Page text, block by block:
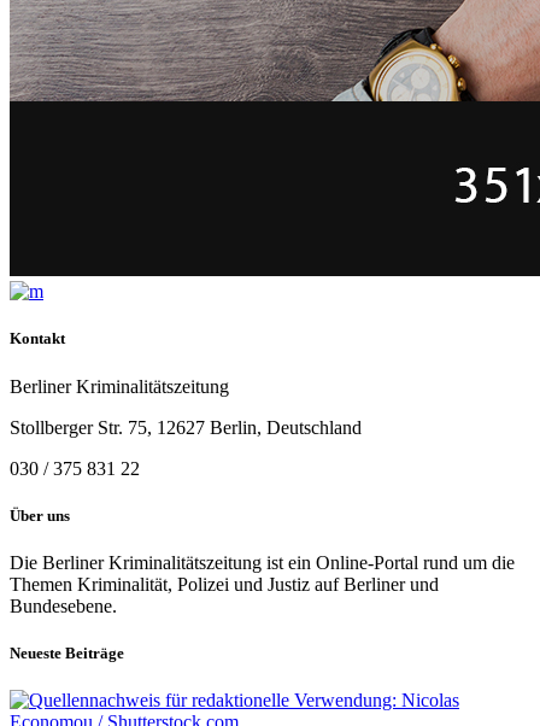
Kontakt
Berliner Kriminalitätszeitung
Stollberger Str. 75, 12627 Berlin, Deutschland
030 / 375 831 22
Über uns
Die Berliner Kriminalitätszeitung ist ein Online-Portal rund um die
Themen Kriminalität, Polizei und Justiz auf Berliner und
Bundesebene.
Neueste Beiträge